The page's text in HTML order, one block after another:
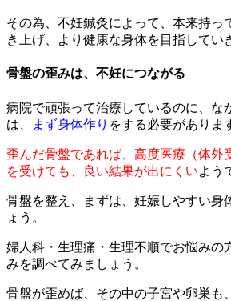
その為、不妊鍼灸によって、本来持っ
き上げ、より健康な身体を目指してい
骨盤の歪みは、不妊につながる
病院で頑張って治療しているのに、な
は、
まず身体作り をする必要がありま
歪んだ骨盤であれば、高度医療（体外
を受けても、良い結果が出にくいよう
骨盤を整え、まずは、妊娠しやすい身
ょう。
婦人科・生理痛・生理不順でお悩みの
みを調べてみましょう。
骨盤が歪めば、その中の子宮や卵巣も